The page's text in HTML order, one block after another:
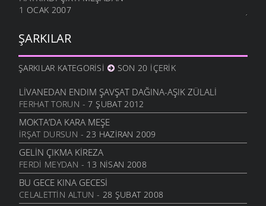
1 OCAK 2007
ŞARKILAR
ŞARKILAR KATEGORISI SON 20 İÇERIK
LIVANEDAN ENDIM ŞAVŞAT DAĞINA-AŞIK ZÜLALI
FERHAT TORUN - 7 ŞUBAT 2012
MOKTA’DA KARA MEŞE
İRŞAT DURSUN - 23 HAZIRAN 2009
GELIN ÇIKMA KIREZA
FERDI MEYDAN - 13 NISAN 2008
BU GECE KINA GECESI
CELALETTIN ALTUN - 28 ŞUBAT 2008